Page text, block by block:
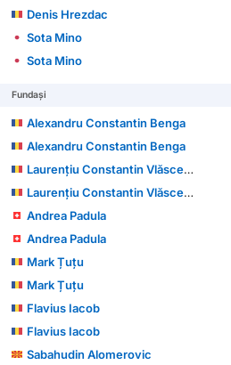
Denis Hrezdac
Sota Mino
Sota Mino
Fundași
Alexandru Constantin Benga
Alexandru Constantin Benga
Laurențiu Constantin Vlăsceanu
Laurențiu Constantin Vlăsceanu
Andrea Padula
Andrea Padula
Mark Țuțu
Mark Țuțu
Flavius Iacob
Flavius Iacob
Sabahudin Alomeroviс